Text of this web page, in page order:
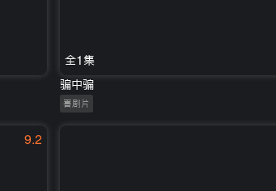
全1集
骗中骗
喜剧片
9.2